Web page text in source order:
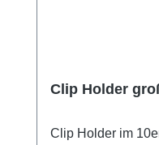
Clip Holder
Clip Holder im